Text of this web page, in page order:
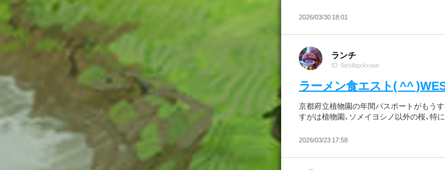
2026/03/30 18:01
ランチ
ID: 6esifiqxkxww
ラーメン食エスト( ^^
京都府立植物園の年間パスポートがもう
すがは植物園、ソメイヨシノ以外の桜、特
2026/03/23 17:58